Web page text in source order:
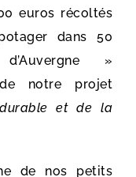
euros récoltés
dans 50
»
notre projet
durable et de la
de nos petits